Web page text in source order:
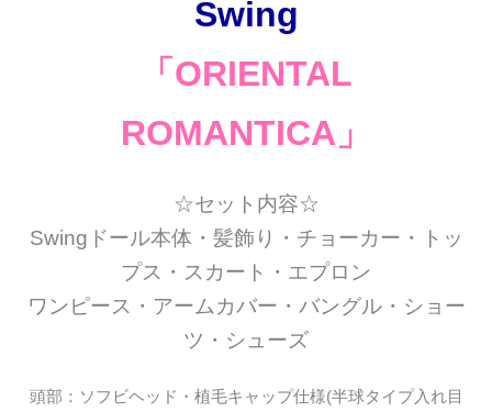
Swing
「ORIENTAL
ROMANTICA」
☆セット内容☆
Swingドール本体・髪飾り・チョーカー・トッ
プス・スカート・エプロン
ワンピース・アームカバー・バングル・ショー
ツ・シューズ
頭部：ソフビヘッド・植毛キャップ仕様(半球タイプ入れ目